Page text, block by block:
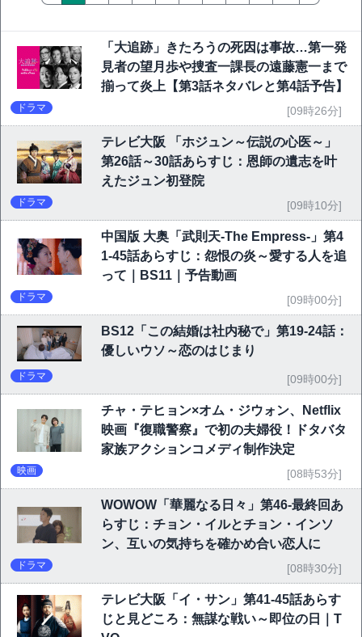
「大追跡」きたろうの死因は事故…第一発
見者の望月歩や捜査一課長の遠藤憲一まで
揃って炎上【第3話ネタバレと第4話予告】
ドラマ [09時26分]
テレビ大阪 「ホジュン～伝説の心医～」
第26話～30話あらすじ：恩師の遺志を叶
えたジュン初登院
ドラマ [09時10分]
中国版 大奥「武則天-The Empress-」第4
1-45話あらすじ：怨恨の炎～愛する人を追
って｜BS11｜予告動画
ドラマ [09時00分]
BS12「この結婚は社内秘で」第19-24話：
優しいウソ～恋のはじまり
ドラマ [09時00分]
チャ・テヒョン×オム・ジウォン、Netflix
映画『復職警察』で初の夫婦役！ドタバタ
家族アクションコメディ制作決定
映画 [08時53分]
WOWOW「華麗なる日々」第46-最終回あ
らすじ：チョン・イルとチョン・インソ
ン、互いの気持ちを確かめ合い恋人に
ドラマ [08時30分]
テレビ大阪「イ・サン」第41-45話あらす
じと見どころ：無謀な戦い～即位の日｜T